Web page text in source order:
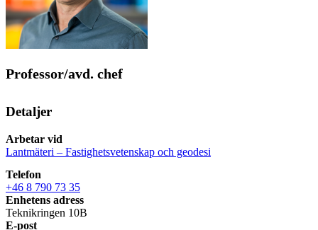
Professor/avd. chef
Detaljer
Arbetar vid
Lantmäteri – Fastighetsvetenskap och geodesi
Telefon
+46 8 790 73 35
Enhetens adress
Teknikringen 10B
E-post